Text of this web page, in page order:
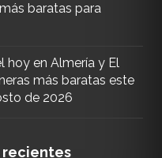
baratas para
hoy en Almería y El
más baratas este
de 2026
recientes